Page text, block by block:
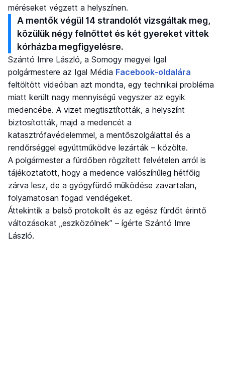
méréseket végzett a helyszínen.
A mentők végül 14 strandolót vizsgáltak meg,
közülük négy felnőttet és két gyereket vittek
kórházba megfigyelésre.
Szántó Imre László, a Somogy megyei Igal
polgármestere az Igal Média Facebook-oldalára
feltöltött videóban azt mondta, egy technikai probléma
miatt került nagy mennyiségű vegyszer az egyik
medencébe. A vizet megtisztították, a helyszínt
biztosították, majd a medencét a
katasztrófavédelemmel, a mentőszolgálattal és a
rendőrséggel együttműködve lezárták – közölte.
A polgármester a fürdőben rögzített felvételen arról is
tájékoztatott, hogy a medence valószínűleg hétfőig
zárva lesz, de a gyógyfürdő működése zavartalan,
folyamatosan fogad vendégeket.
Áttekintik a belső protokollt és az egész fürdőt érintő
változásokat „eszközölnek” – ígérte Szántó Imre
László.